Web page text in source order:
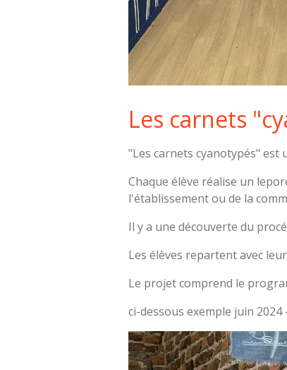
Les carnets
"Les carnets cyanotypés" est
Chaque élève réalise un
l'établissement ou de la
Il y a une découverte du
Les élèves repartent avec
Le projet comprend le
ci-dessous exemple juin